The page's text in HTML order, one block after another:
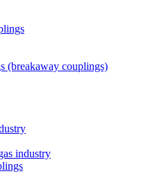
(breakaway couplings)
industry